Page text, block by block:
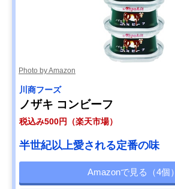
Photo by Amazon
川商フーズ
ノザキ コンビーフ
税込み500円（楽天市場）
半世紀以上愛される定番の味
Amazonで見る（4個）